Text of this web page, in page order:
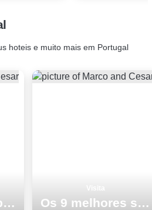
hoteis e muito mais em Portugal
Os 8 melhores pontos turisticos e passeios em Vila Real Os 9 melhores sitios para ver e visitar em Funchal